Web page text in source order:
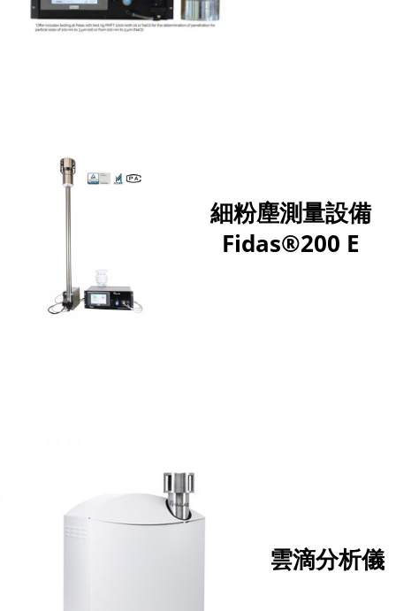
細粉塵測量設備
Fidas®200 E
雲滴分析儀